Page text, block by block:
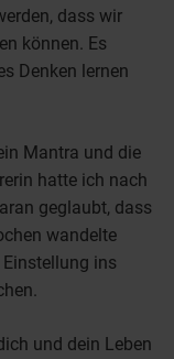
dass wir
können. Es
Denken lernen
Mantra und die
hatte ich nach
geglaubt, dass
wandelte
ins
und dein Leben